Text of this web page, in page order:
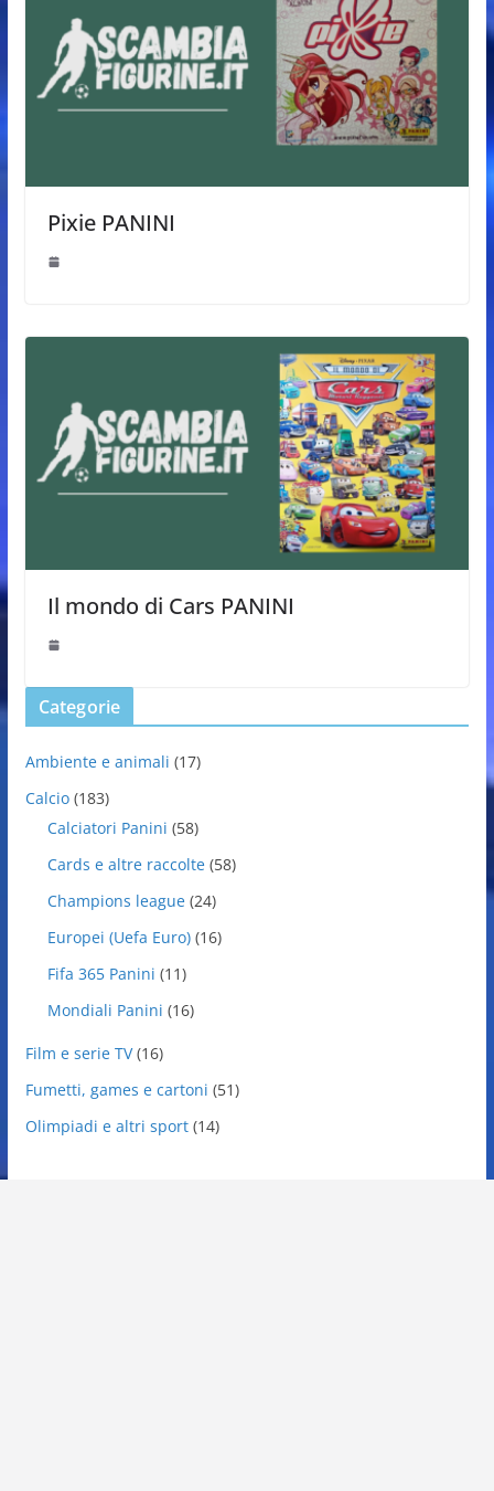
Pixie PANINI
Il mondo di Cars PANINI
Categorie
Ambiente e animali (17)
Calcio(183)
Calciatori Panini (58)
Cards e altre raccolte(58)
Champions league(24)
Europei (Uefa Euro)(16)
Fifa 365 Panini (11)
Mondiali Panini (16)
Film e serie TV(16)
Fumetti, games e cartoni (51)
Olimpiadi e altri sport(14)